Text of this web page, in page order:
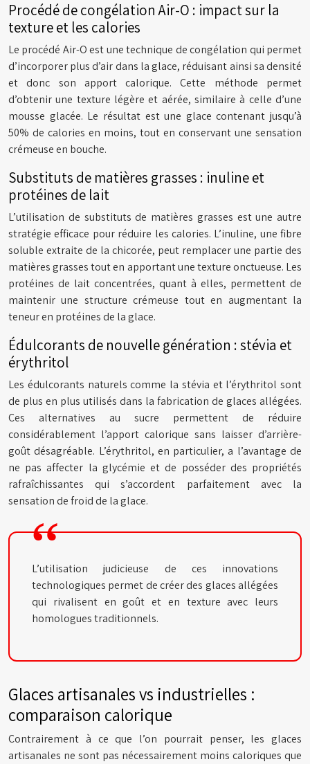
Procédé de congélation Air-O : impact sur la
texture et les calories
Le procédé Air-O est une technique de congélation qui permet
d’incorporer plus d’air dans la glace, réduisant ainsi sa densité
et donc son apport calorique. Cette méthode permet
d’obtenir une texture légère et aérée, similaire à celle d’une
mousse glacée. Le résultat est une glace contenant jusqu’à
50% de calories en moins, tout en conservant une sensation
crémeuse en bouche.
Substituts de matières grasses : inuline et
protéines de lait
L’utilisation de substituts de matières grasses est une autre
stratégie efficace pour réduire les calories. L’inuline, une fibre
soluble extraite de la chicorée, peut remplacer une partie des
matières grasses tout en apportant une texture onctueuse. Les
protéines de lait concentrées, quant à elles, permettent de
maintenir une structure crémeuse tout en augmentant la
teneur en protéines de la glace.
Édulcorants de nouvelle génération : stévia et
érythritol
Les édulcorants naturels comme la stévia et l’érythritol sont
de plus en plus utilisés dans la fabrication de glaces allégées.
Ces alternatives au sucre permettent de réduire
considérablement l’apport calorique sans laisser d’arrière-
goût désagréable. L’érythritol, en particulier, a l’avantage de
ne pas affecter la glycémie et de posséder des propriétés
rafraîchissantes qui s’accordent parfaitement avec la
sensation de froid de la glace.
L’utilisation judicieuse de ces innovations
technologiques permet de créer des glaces allégées
qui rivalisent en goût et en texture avec leurs
homologues traditionnels.
Glaces artisanales vs industrielles :
comparaison calorique
Contrairement à ce que l’on pourrait penser, les glaces
artisanales ne sont pas nécessairement moins caloriques que